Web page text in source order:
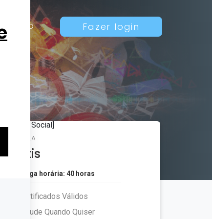
Contato Fazer login
MATRÍCULA
Grátis
Carga horária: 40 horas
Certificados Válidos
Estude Quando Quiser